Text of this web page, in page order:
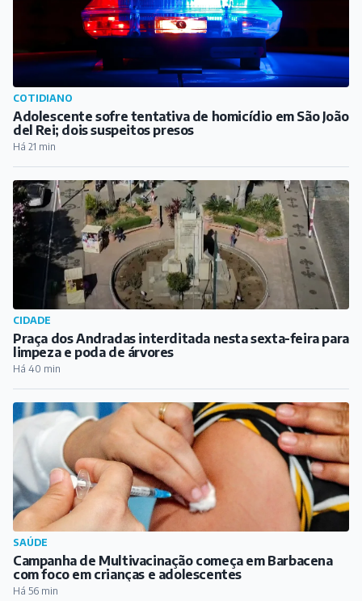
COTIDIANO
Adolescente sofre tentativa de homicídio em São João
del Rei; dois suspeitos presos
Há 21 min
CIDADE
Praça dos Andradas interditada nesta sexta-feira para
limpeza e poda de árvores
Há 40 min
SAÚDE
Campanha de Multivacinação começa em Barbacena
com foco em crianças e adolescentes
Há 56 min